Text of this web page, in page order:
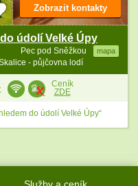
údolí Velké Úpy
Pec pod Sněžkou mapa
- půjčovna lodí
Zobrazit kontakty
Ceník
ZDE
do údolí Velké Úpy“